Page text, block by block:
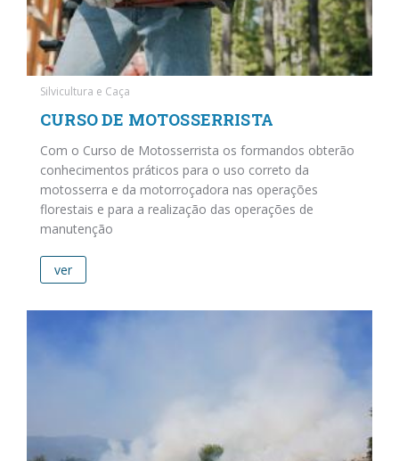
Silvicultura e Caça
CURSO DE MOTOSSERRISTA
Com o Curso de Motosserrista os formandos obterão
conhecimentos práticos para o uso correto da
motosserra e da motorroçadora nas operações
florestais e para a realização das operações de
manutenção
ver